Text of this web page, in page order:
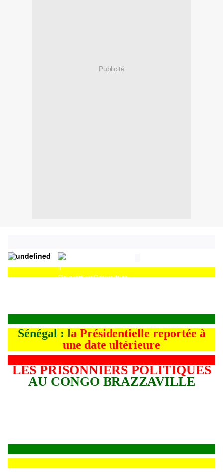
Publicité
CouvertureCouverture
Sénégal : la Présidentielle reportée à
une date ultérieure
LES PRISONNIERS POLITIQUES
AU CONGO BRAZZAVILLE